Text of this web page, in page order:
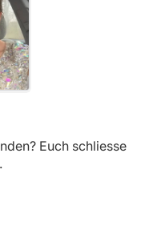
Euch schliesse